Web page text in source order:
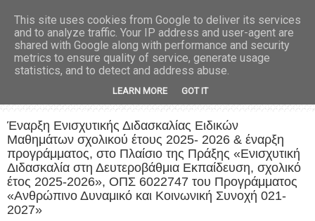
Έναρξη Ενισχυτικής Διδασκαλίας Ειδικών
Μαθημάτων σχολικού έτους 2025- 2026 & έναρξη
προγράμματος, στο Πλαίσιο της Πράξης «Ενισχυτική
Διδασκαλία στη Δευτεροβάθμια Εκπαίδευση, σχολικό
έτος 2025-2026», ΟΠΣ 6022747 του Προγράμματος
«Ανθρώπινο Δυναμικό και Κοινωνική Συνοχή 021-
2027»
This site uses cookies from Google to deliver its services
and to analyze traffic. Your IP address and user-agent are
shared with Google along with performance and security
metrics to ensure quality of service, generate usage
statistics, and to detect and address abuse.
LEARN MORE GOT IT